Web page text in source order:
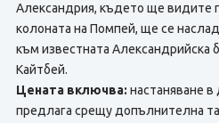
Александрия, където ще видите
колоната на Помпей, ще се
към известната Александрийска
Кайтбей.
Цената включва: настаняване в
предлага срещу допълнителна